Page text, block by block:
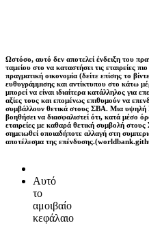
Ωστόσο, αυτό δεν αποτελεί ένδειξη του
ταμείου στο να καταστήσει τις εταιρείες
πραγματική οικονομία (δείτε επίσης το
ευθυγράμμισης και αντίκτυπου στο κάτω
μπορεί να είναι ιδιαίτερα κατάλληλος για
αξίες τους και επομένως επιθυμούν να
συμβάλλουν θετικά στους ΣΒΑ. Μια υψηλή
βοηθήσει να διασφαλιστεί ότι, κατά μέσο
εταιρείες με καθαρά θετική συμβολή
σημειωθεί οποιαδήποτε αλλαγή στη
αποτέλεσμα της
Αυτό
το
αμοιβαίο
κεφάλαιο